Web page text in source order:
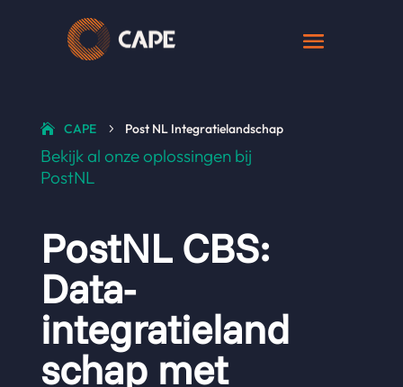
CAPE 5 Post NL Integratielandschap
Bekijk al onze oplossingen bij
PostNL
PostNL CBS:
Data-
integratieland
schap met